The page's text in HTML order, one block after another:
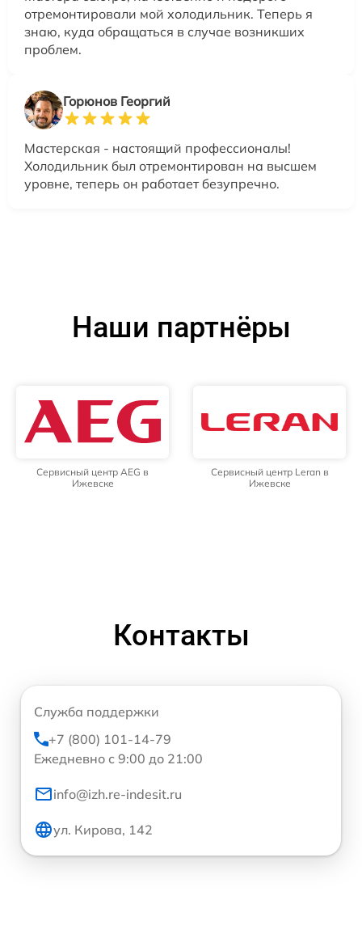
отремонтировали мой холодильник. Теперь я
знаю, куда обращаться в случае возникших
проблем.
Горюнов Георгий
Мастерская - настоящий профессионалы!
Холодильник был отремонтирован на высшем
уровне, теперь он работает безупречно.
Наши партнёры
Сервисный центр AEG в
Ижевске
Сервисный центр Leran в
Ижевске
Контакты
Служба поддержки
+7 (800) 101-14-79
Ежедневно с 9:00 до 21:00
info@izh.re-indesit.ru
ул. Кирова, 142